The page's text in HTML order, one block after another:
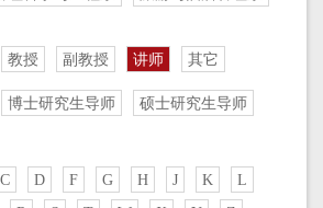
教授 副教授 讲师 其它
博士研究生导师 硕士研究生导师
C D F G H J K
L